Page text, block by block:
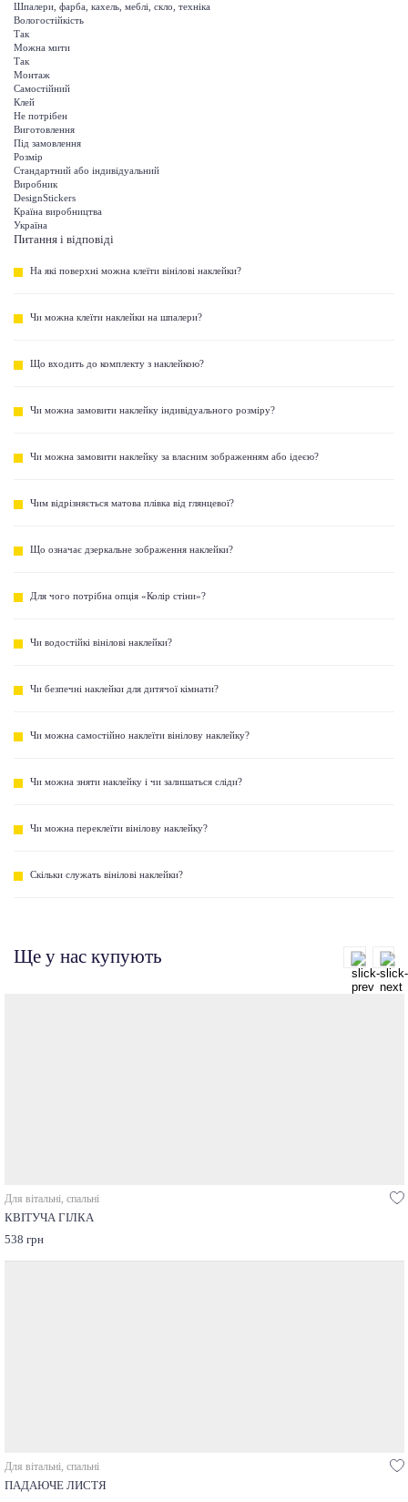
Шпалери, фарба, кахель, меблі, скло, техніка
Вологостійкість
Так
Можна мити
Так
Монтаж
Самостійний
Клей
Не потрібен
Виготовлення
Під замовлення
Розмір
Стандартний або індивідуальний
Виробник
DesignStickers
Країна виробництва
Україна
Питання і відповіді
На які поверхні можна клеїти вінілові наклейки?
Чи можна клеїти наклейки на шпалери?
Що входить до комплекту з наклейкою?
Чи можна замовити наклейку індивідуального розміру?
Чи можна замовити наклейку за власним зображенням або ідеєю?
Чим відрізняється матова плівка від глянцевої?
Що означає дзеркальне зображення наклейки?
Для чого потрібна опція «Колір стіни»?
Чи водостійкі вінілові наклейки?
Чи безпечні наклейки для дитячої кімнати?
Чи можна самостійно наклеїти вінілову наклейку?
Чи можна зняти наклейку і чи залишаться сліди?
Чи можна переклеїти вінілову наклейку?
Скільки служать вінілові наклейки?
Ще у нас купують
Для вітальні, спальні
КВІТУЧА ГІЛКА
538 грн
Для вітальні, спальні
ПАДАЮЧЕ ЛИСТЯ